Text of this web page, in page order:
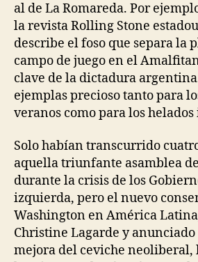
al de La Romareda. Por
la revista Rolling Stone
describe el foso que separa la
campo de juego en el
clave de la dictadura
ejemplas precioso tanto para
veranos como para los
Solo habían transcurrido
aquella triunfante asamblea
durante la crisis de los
izquierda, pero el nuevo
Washington en América
Christine Lagarde y
mejora del ceviche neoliberal,